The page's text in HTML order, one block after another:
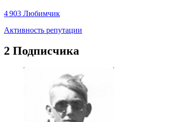
4 903 Любимчик
Активность репутации
2 Подписчика